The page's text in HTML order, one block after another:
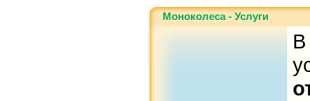
Моноколеса - Услуги
В